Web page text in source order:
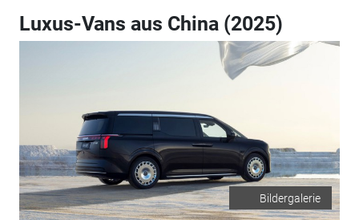
Luxus-Vans aus China (2025)
Bildergalerie